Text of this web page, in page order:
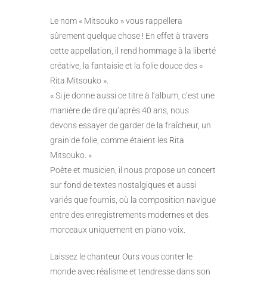
Le nom « Mitsouko » vous rappellera
sûrement quelque chose ! En effet à travers
cette appellation, il rend hommage à la liberté
créative, la fantaisie et la folie douce des «
Rita Mitsouko ».
« Si je donne aussi ce titre à l’album, c’est une
manière de dire qu’après 40 ans, nous
devons essayer de garder de la fraîcheur, un
grain de folie, comme étaient les Rita
Mitsouko. »
Poète et musicien, il nous propose un concert
sur fond de textes nostalgiques et aussi
variés que fournis, où la composition navigue
entre des enregistrements modernes et des
morceaux uniquement en piano-voix.
Laissez le chanteur Ours vous conter le
monde avec réalisme et tendresse dans son